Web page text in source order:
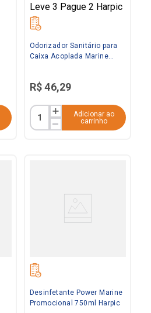
Odorizador Sanitário para
Caixa Acoplada Marine
R$ 46,29
Adicionar ao
carrinho
Desinfetante Power Marine
Promocional 750ml Harpic